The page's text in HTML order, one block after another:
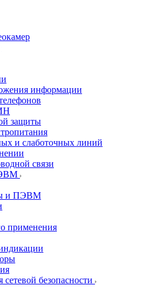
информации
защиты
и слаботочных линий
связи
и ПЭВМ
применения
безопасности